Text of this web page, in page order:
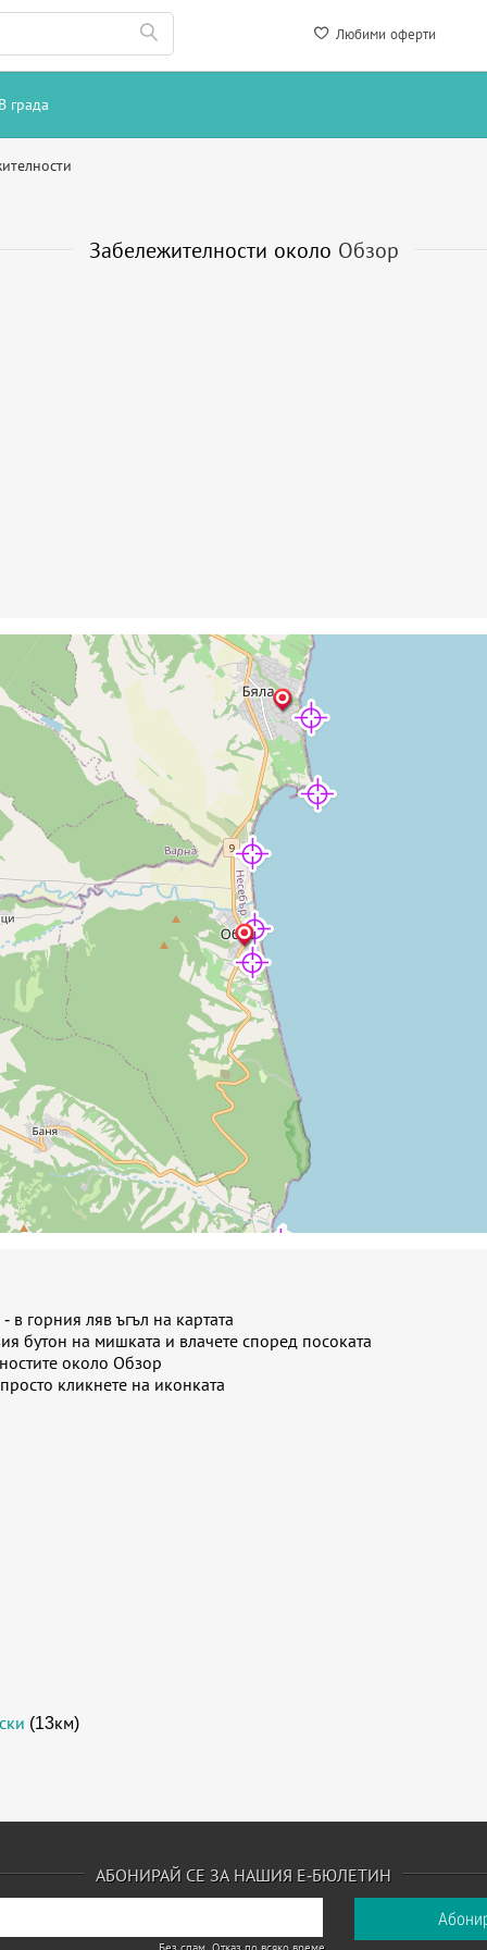
Любими оферти
града
Забележителности около Обзор
горния ляв ъгъл на картата
бутон на мишката и влачете според посоката
около Обзор
кликнете на иконката
(13км)
АБОНИРАЙ СЕ ЗА НАШИЯ Е-БЮЛЕТИН